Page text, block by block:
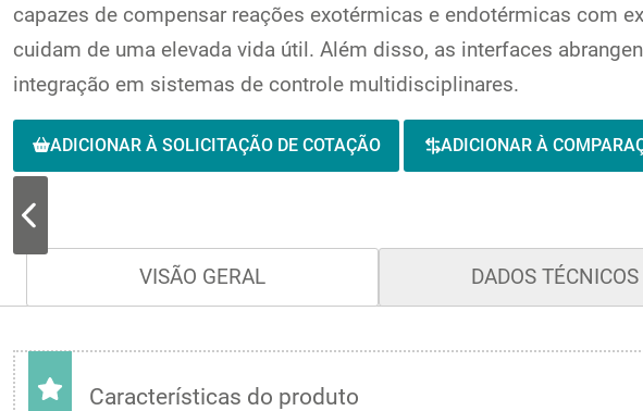
capazes de compensar reações exotérmicas e endotérmicas com
cuidam de uma elevada vida útil. Além disso, as interfaces
integração em sistemas de controle multidisciplinares.
ADICIONAR À SOLICITAÇÃO DE COTAÇÃO ADICIONAR À
VISÃO GERAL DADOS TÉCNICOS
Características do produto